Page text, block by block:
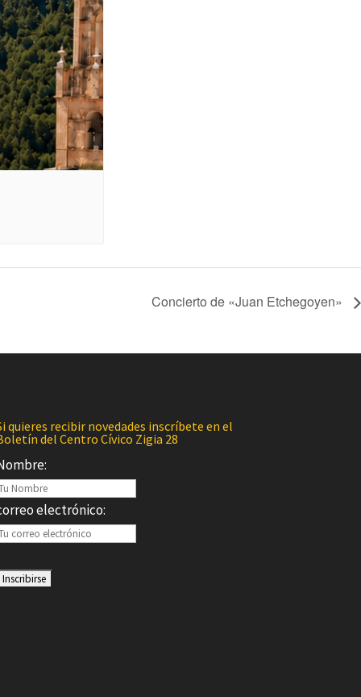
Concierto de «Juan Etchegoyen»
quieres recibir novedades inscríbete en el
del Centro Cívico Zigia 28
electrónico: